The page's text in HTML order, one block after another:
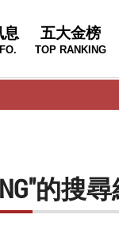
息 五大金榜
TOP RANKING
的搜